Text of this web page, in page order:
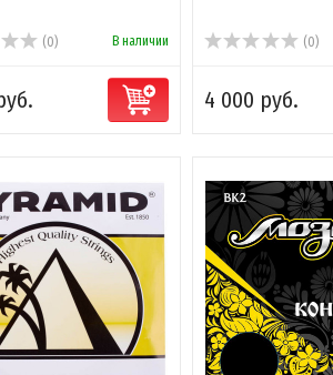
(0) В наличии (0)
4 000 руб.